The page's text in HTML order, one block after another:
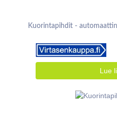
Kuorintapihdit -
Lue